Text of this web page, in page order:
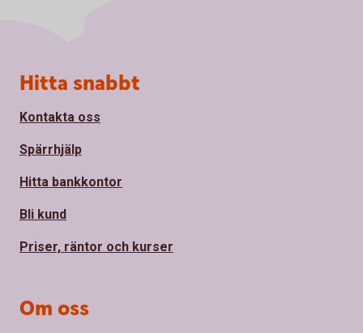
Sidfot
Hitta snabbt
Kontakta oss
Spärrhjälp
Hitta bankkontor
Bli kund
Priser, räntor och kurser
Om oss